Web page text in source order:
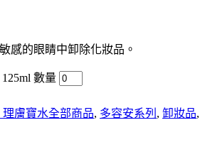
感的眼睛中卸除化妝品。
數量
理膚寶水全部商品, 多容安系列 , 卸妝品,